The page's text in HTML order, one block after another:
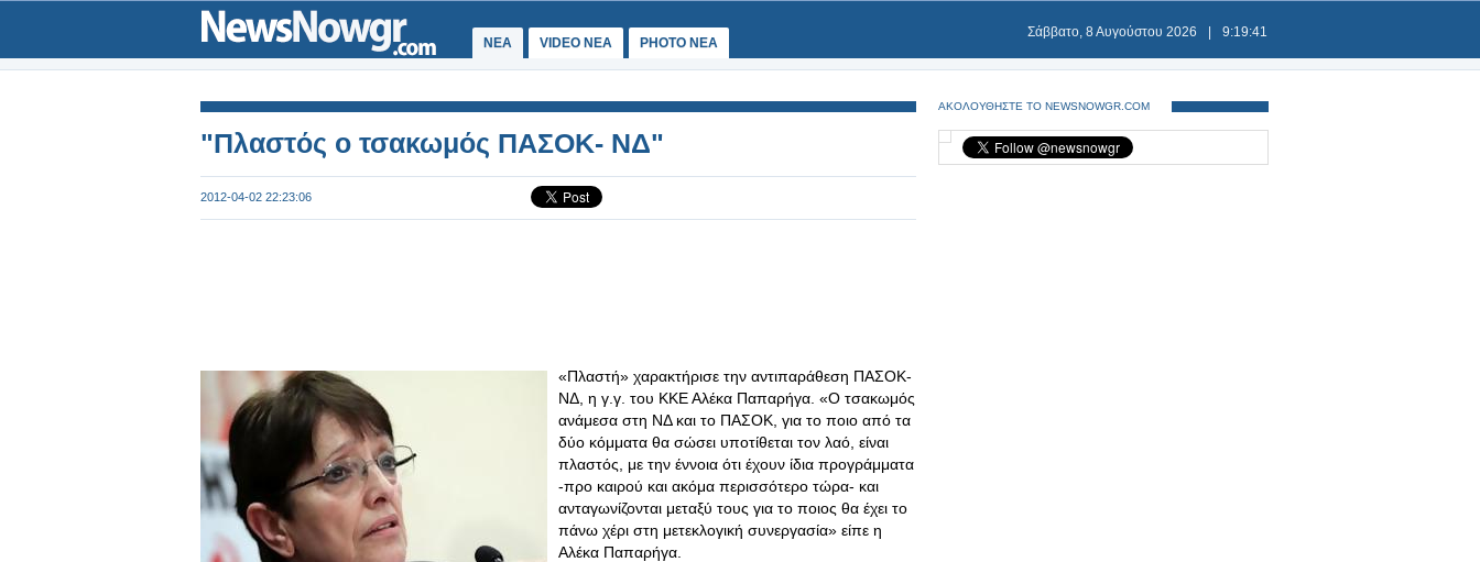
ΝΕΑ VIDEO NEA PHOTO NEA
Σάββατο, 8 Αυγούστου 2026 9:19:41
"Πλαστός ο τσακωμός ΠΑΣΟΚ- ΝΔ"
2012-04-02 22:23:06
«Πλαστή» χαρακτήρισε την αντιπαράθεση ΠΑΣΟΚ-
ΝΔ, η γ.γ. του ΚΚΕ Αλέκα Παπαρήγα. «Ο τσακωμός
ανάμεσα στη ΝΔ και το ΠΑΣΟΚ, για το ποιο από τα
δύο κόμματα θα σώσει υποτίθεται τον λαό, είναι
πλαστός, με την έννοια ότι έχουν ίδια προγράμματα
-προ καιρού και ακόμα περισσότερο τώρα- και
ανταγωνίζονται μεταξύ τους για το ποιος θα έχει το
πάνω χέρι στη μετεκλογική συνεργασία» είπε η
Αλέκα Παπαρήγα.
ΑΚΟΛΟΥΘΗΣΤΕ ΤΟ NEWSNOWGR.COM